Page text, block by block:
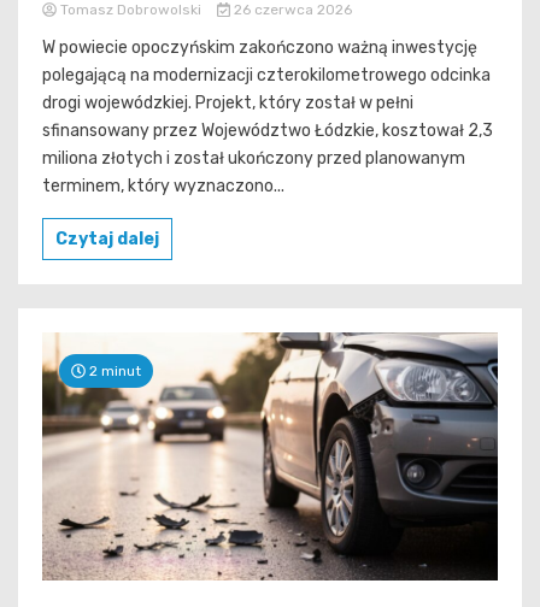
Tomasz Dobrowolski 26 czerwca 2026
W powiecie opoczyńskim zakończono ważną inwestycję
polegającą na modernizacji czterokilometrowego odcinka
drogi wojewódzkiej. Projekt, który został w pełni
sfinansowany przez Województwo Łódzkie, kosztował 2,3
miliona złotych i został ukończony przed planowanym
terminem, który wyznaczono...
Czytaj dalej
2 minut